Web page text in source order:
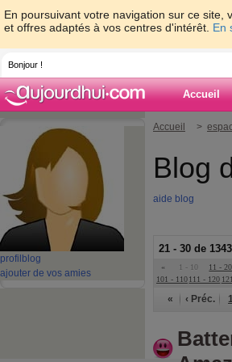
En poursuivant votre navigation sur ce site,
et offres adaptés à vos centres d'intérêt. En
Bonjour !
Accueil
profil blog
ajouter de vos amies
Accueil >
Blog
aide blog
21 - 30 de 1343
« 1 - 10 11 - 20
101 - 110111 - 120
« ‹ Préc.